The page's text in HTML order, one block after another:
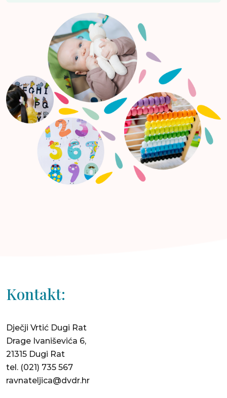
Kontakt:
Dječji Vrtić Dugi Rat
Drage Ivaniševića 6,
21315 Dugi Rat
tel. (021) 735 567
ravnateljica@dvdr.hr